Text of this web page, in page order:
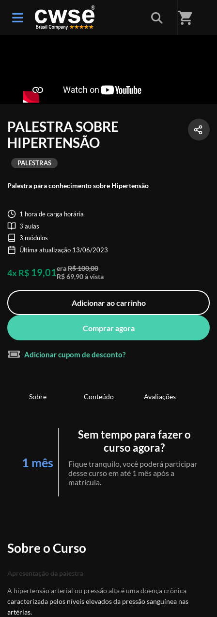
shopping_cart
PALESTRA SOBRE
HIPERTENSÃO
Palestra para conhecimento sobre Hipertensão
PALESTRAS
1 hora de carga horária
3 aulas
3 módulos
Última atualização 13/06/2023
4x R$ 19,01 eraR$ 100,00
R$ 69,90 à vista
Adicionar ao carrinho
Comprar agora
Adicionar cupom de desconto?
Sobre Conteúdo Avaliações
1 mês
Sem tempo para fazer o
curso agora?
Fique tranquilo, você poderá participar
desse curso em até 1 mês após a
matrícula.
Sobre o Curso
Apresentação da palestra
A hipertensão arterial ou pressão alta é uma doença crônica
caracterizada pelos níveis elevados da pressão sanguínea nas
artérias.